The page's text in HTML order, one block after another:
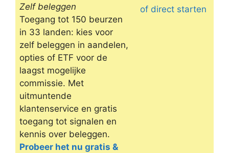
Zelf beleggen
Toegang tot 150 beurzen
in 33 landen: kies voor
zelf beleggen in aandelen,
opties of ETF voor de
laagst mogelijke
commissie. Met
uitmuntende
klantenservice en gratis
toegang tot signalen en
kennis over beleggen.
Probeer het nu gratis &
of direct starten